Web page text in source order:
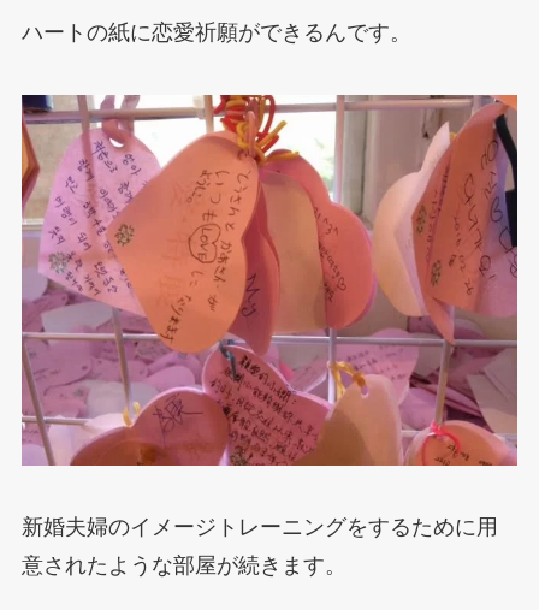
ハートの紙に恋愛祈願ができるんです。
新婚夫婦のイメージトレーニングをするために用
意されたような部屋が続きます。